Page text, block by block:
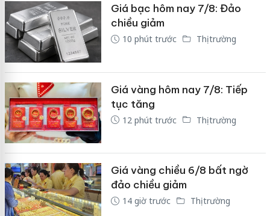
Giá bạc hôm nay 7/8: Đảo
chiều giảm
10 phút trước Thị trường
Giá vàng hôm nay 7/8: Tiếp
tục tăng
12 phút trước Thị trường
Giá vàng chiều 6/8 bất ngờ
đảo chiều giảm
14 giờ trước Thị trường